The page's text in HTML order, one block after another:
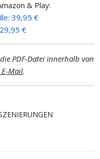
& Play:
39,95 €
€
PDF-Datei innerhalb von
Mail.